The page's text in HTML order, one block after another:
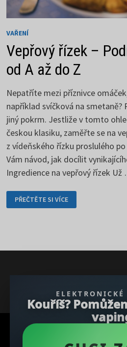
VAŘENÍ
Vepřový řízek –
od A až do Z
Nepatříte mezi příznivce
například svíčková na smetaně?
jiný pokrm. Jestliže v tomto
českou klasiku, zaměřte se na
z vídeňského řízku proslulého
Vám návod, jak docílit
Ingredience na vepřový řízek
VEPŘOVÝ
ŘÍZEK
–
DO
PŘEČTĚTE SI VÍCE
Kouříš?